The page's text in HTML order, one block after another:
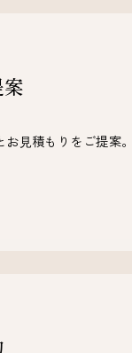
お⾒積もりをご提案